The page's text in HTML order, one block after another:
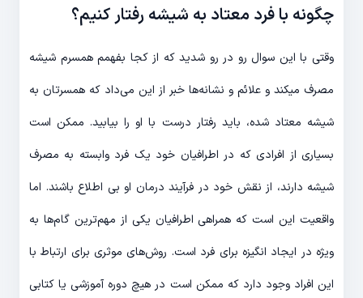
چگونه با فرد معتاد به شیشه رفتار کنیم؟
وقتی با این سوال رو در رو شدید که از کجا بفهمم همسرم شیشه
مصرف میکند و علائم و نشانه‌ها خبر از این می‌داد که همسرتان به
شیشه معتاد شده، باید رفتار درست با او را بیابید. ممکن است
بسیاری از افرادی که در اطرافیان خود یک فرد وابسته به مصرف
شیشه دارند، از نقش خود در فرآیند درمان او بی اطلاع باشند. اما
واقعیت این است که همراهی اطرافیان یکی از مهم‌ترین گام‌ها به
ویژه در ایجاد انگیزه برای فرد است. روش‌های موثری برای ارتباط با
این افراد وجود دارد که ممکن است در هیچ دوره آموزشی یا کتابی